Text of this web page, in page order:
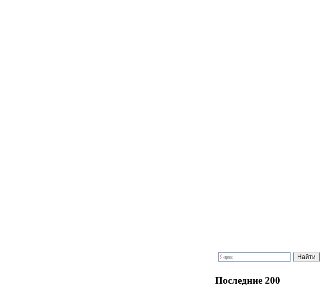
Последние 200